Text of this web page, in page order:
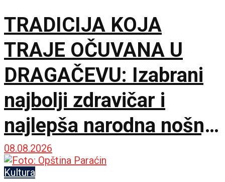
TRADICIJA KOJA
TRAJE OČUVANA U
DRAGAČEVU: Izabrani
najbolji zdravičar i
najlepša narodna nošnja
na 65. Saboru trubača
08.08.2026
Kultura